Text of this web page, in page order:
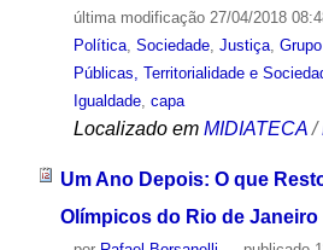
última modificação27/04/2018
Política, Sociedade, Justiça,
Públicas, Territorialidade e
Igualdade, capa
Localizado em MIDIATECA /
Um Ano Depois: O que
Olímpicos do Rio de Janeiro